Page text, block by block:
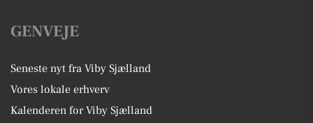
GENVEJE
Seneste nyt fra Viby Sjælland
Vores lokale erhverv
Kalenderen for Viby Sjælland